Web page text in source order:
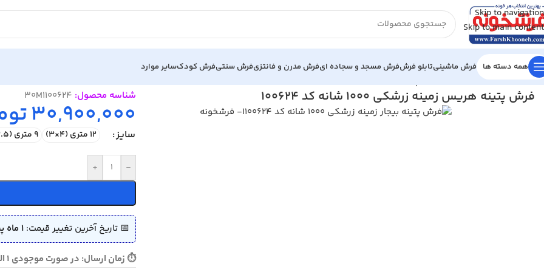
Skip to navigation
Skip to main content
همه دسته ها فرش ماشینیتابلو فرشفرش مسجد و سجاده ایفرش مدرن و فانتزیفرش سنتیفرش کودکسایر موارد
خانه/فرش گبه ماشینی
فرش پتینه هریس زمینه زرشکی 1000 شانه کد 100624 شناسه محصول: 30M1100624
30,900,000
سایز 12 متری (4×3) 9 متری (3.5×2.5)
-
+
📅 تاریخ آخرین تغییر قیمت: 1 ماه پیش (1405/04/11)
⏱ زمان ارسال: در صورت موجودی 1 الی 3 روز - در صورت نیاز به بافت 10 الی 15 روز ارسال می گردد